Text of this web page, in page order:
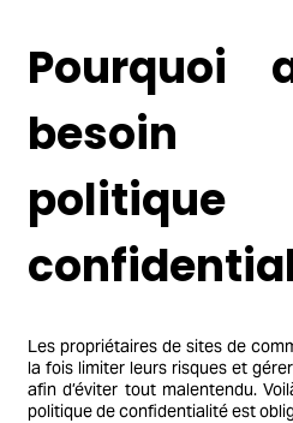
Pourquoi
besoin
Les propriétaires de sites de
la fois limiter leurs risques et
afin d’éviter tout malentendu.
politique de confidentialité est